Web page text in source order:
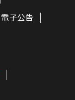
電子公告